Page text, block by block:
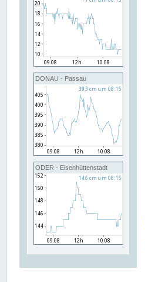
DONAU - Passau
ODER - Eisenhüttenstadt